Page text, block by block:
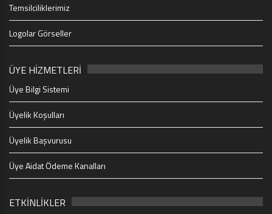
Temsilciliklerimiz
Logolar Görseller
ÜYE HİZMETLERİ
Üye Bilgi Sistemi
Üyelik Koşulları
Üyelik Başvurusu
Üye Aidat Ödeme Kanalları
ETKİNLİKLER